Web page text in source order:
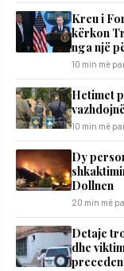
Kreu i
kërkon
nga një
10 min më
Hetimet
10 min më
Dy
Dollnen
20 min më
Detaje
dhe